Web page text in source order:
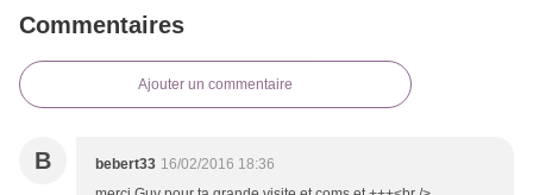
Commentaires
Ajouter un commentaire
B bebert33 16/02/2016 18:36